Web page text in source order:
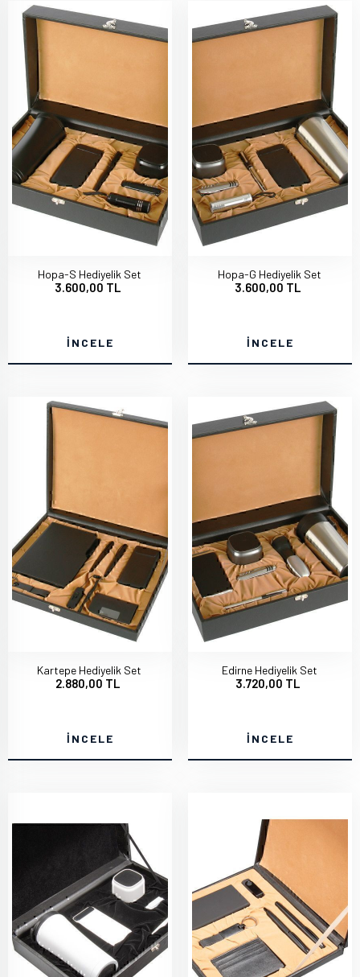
Hopa-S Hediyelik Set
3.600,00 TL
İNCELE
Hopa-G Hediyelik Set
3.600,00 TL
İNCELE
Kartepe Hediyelik Set
2.880,00 TL
İNCELE
Edirne Hediyelik Set
3.720,00 TL
İNCELE